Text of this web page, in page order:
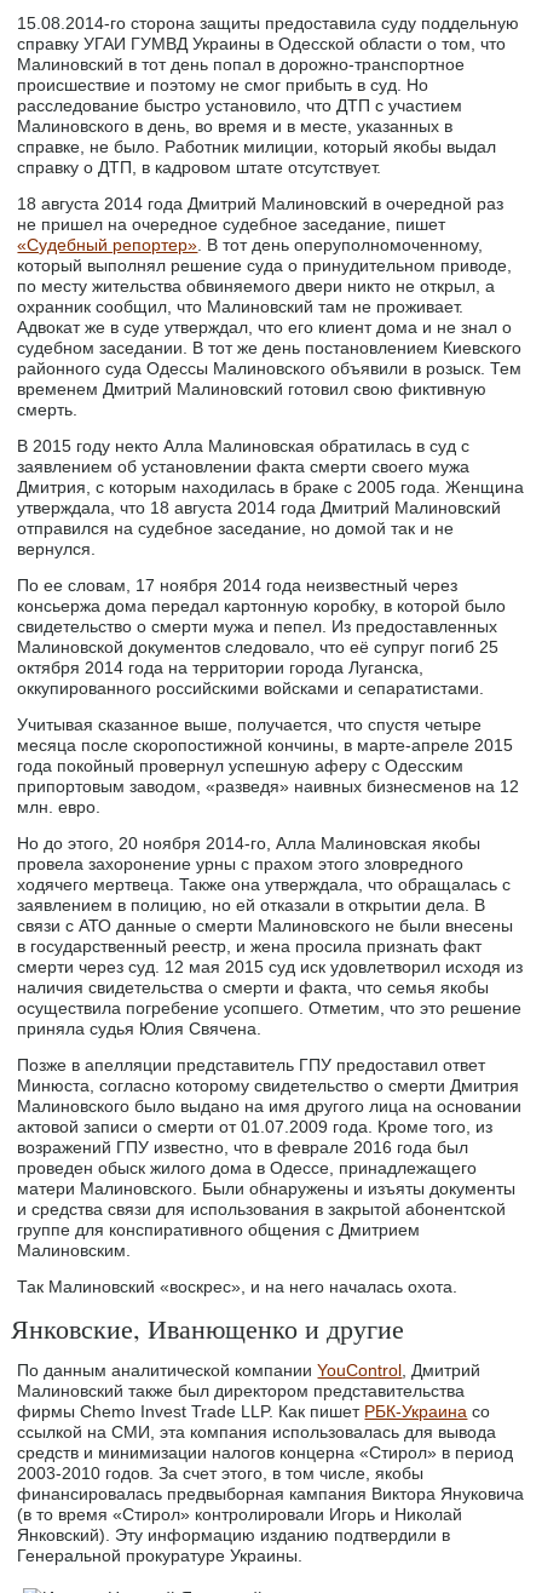
15.08.2014-го сторона защиты предоставила суду поддельную
справку УГАИ ГУМВД Украины в Одесской области о том, что
Малиновский в тот день попал в дорожно-транспортное
происшествие и поэтому не смог прибыть в суд. Но
расследование быстро установило, что ДТП с участием
Малиновского в день, во время и в месте, указанных в
справке, не было. Работник милиции, который якобы выдал
справку о ДТП, в кадровом штате отсутствует.
18 августа 2014 года Дмитрий Малиновский в очередной раз
не пришел на очередное судебное заседание, пишет
«Судебный репортер». В тот день оперуполномоченному,
который выполнял решение суда о принудительном приводе,
по месту жительства обвиняемого двери никто не открыл, а
охранник сообщил, что Малиновский там не проживает.
Адвокат же в суде утверждал, что его клиент дома и не знал о
судебном заседании. В тот же день постановлением Киевского
районного суда Одессы Малиновского объявили в розыск. Тем
временем Дмитрий Малиновский готовил свою фиктивную
смерть.
В 2015 году некто Алла Малиновская обратилась в суд с
заявлением об установлении факта смерти своего мужа
Дмитрия, с которым находилась в браке с 2005 года. Женщина
утверждала, что 18 августа 2014 года Дмитрий Малиновский
отправился на судебное заседание, но домой так и не
вернулся.
По ее словам, 17 ноября 2014 года неизвестный через
консьержа дома передал картонную коробку, в которой было
свидетельство о смерти мужа и пепел. Из предоставленных
Малиновской документов следовало, что её супруг погиб 25
октября 2014 года на территории города Луганска,
оккупированного российскими войсками и сепаратистами.
Учитывая сказанное выше, получается, что спустя четыре
месяца после скоропостижной кончины, в марте-апреле 2015
года покойный провернул успешную аферу с Одесским
припортовым заводом, «разведя» наивных бизнесменов на 12
млн. евро.
Но до этого, 20 ноября 2014-го, Алла Малиновская якобы
провела захоронение урны с прахом этого зловредного
ходячего мертвеца. Также она утверждала, что обращалась с
заявлением в полицию, но ей отказали в открытии дела. В
связи с АТО данные о смерти Малиновского не были внесены
в государственный реестр, и жена просила признать факт
смерти через суд. 12 мая 2015 суд иск удовлетворил исходя из
наличия свидетельства о смерти и факта, что семья якобы
осуществила погребение усопшего. Отметим, что это решение
приняла судья Юлия Свячена.
Позже в апелляции представитель ГПУ предоставил ответ
Минюста, согласно которому свидетельство о смерти Дмитрия
Малиновского было выдано на имя другого лица на основании
актовой записи о смерти от 01.07.2009 года. Кроме того, из
возражений ГПУ известно, что в феврале 2016 года был
проведен обыск жилого дома в Одессе, принадлежащего
матери Малиновского. Были обнаружены и изъяты документы
и средства связи для использования в закрытой абонентской
группе для конспиративного общения с Дмитрием
Малиновским.
Так Малиновский «воскрес», и на него началась охота.
Янковские, Иванющенко и другие
По данным аналитической компанииYouControl, Дмитрий
Малиновский также был директором представительства
фирмы Chemo Invest Trade LLP. Как пишет РБК-Украина со
ссылкой на СМИ, эта компания использовалась для вывода
средств и минимизации налогов концерна «Стирол» в период
2003-2010 годов. За счет этого, в том числе, якобы
финансировалась предвыборная кампания Виктора Януковича
(в то время «Стирол» контролировали Игорь и Николай
Янковский). Эту информацию изданию подтвердили в
Генеральной прокуратуре Украины.